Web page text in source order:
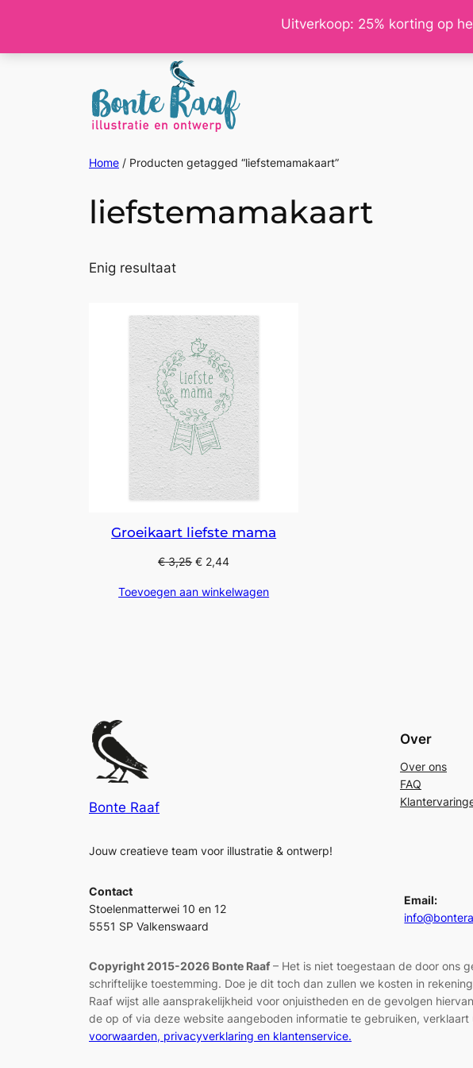
Uitverkoop: 25% korting op
de
Home / Producten getagged “liefstemamakaart”
liefstemamakaart
Enig resultaat
Groeikaart liefste mama
€3,25 € 2,44
Toevoegen aan winkelwagen
Bonte Raaf
Jouw creatieve team voor illustratie & ontwerp!
Over
Over ons
FAQ
Contact
Stoelenmatterwei 10 en 12
5551 SP Valkenswaard
Email:
Copyright 2015-2026 Bonte Raaf – Het is niet toegestaan de door ons
schriftelijke toestemming. Doe je dit toch dan zullen we kosten in
Raaf wijst alle aansprakelijkheid voor onjuistheden en de gevolgen
de op of via deze website aangeboden informatie te gebruiken,
voorwaarden, privacyverklaring en klantenservice.